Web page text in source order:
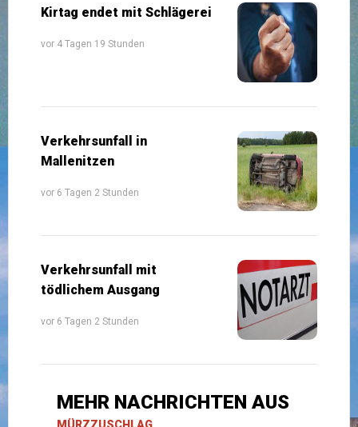
Kirtag endet mit Schlägerei
vor 4 Tagen 19 Stunden
Verkehrsunfall in
Mallenitzen
vor 6 Tagen 2 Stunden
Verkehrsunfall mit
tödlichem Ausgang
vor 6 Tagen 2 Stunden
MEHR NACHRICHTEN AUS